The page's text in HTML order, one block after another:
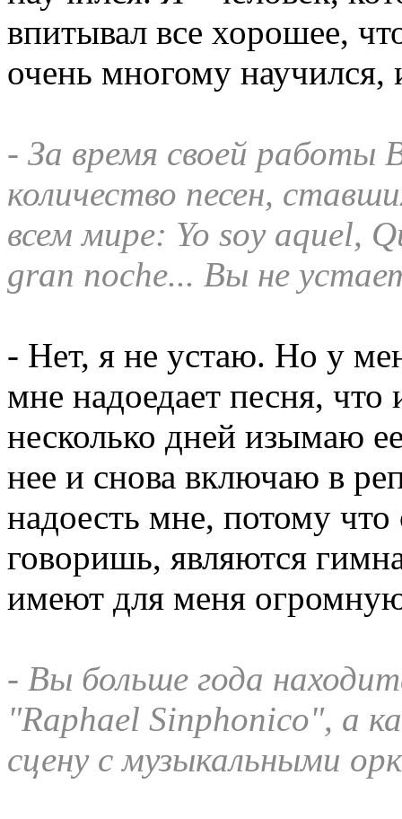
впитывал все хорошее,
очень многому научился,
- За время своей работы
количество песен,
всем мире: Yo soy aquel,
gran noche... Вы не
- Нет, я не устаю. Но у
мне надоедает песня, что
несколько дней изымаю
нее и снова включаю в
надоесть мне, потому
говоришь, являются
имеют для меня
- Вы больше года
"Raphael Sinphonico", а
сцену с музыкальными